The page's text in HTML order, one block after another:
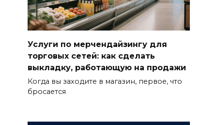
Услуги по мерчендайзингу для
торговых сетей: как сделать
выкладку, работающую на продажи
Когда вы заходите в магазин, первое, что
бросается